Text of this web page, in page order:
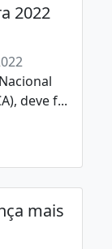
2022
deve f...
mais